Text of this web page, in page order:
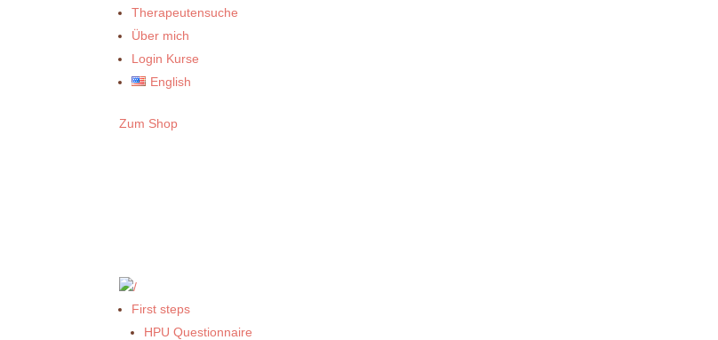
Therapeutensuche
Über mich
Login Kurse
English
Zum Shop
First steps
HPU Questionnaire